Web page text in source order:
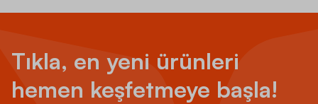
Tıkla, en yeni ürünleri
hemen keşfetmeye başla!